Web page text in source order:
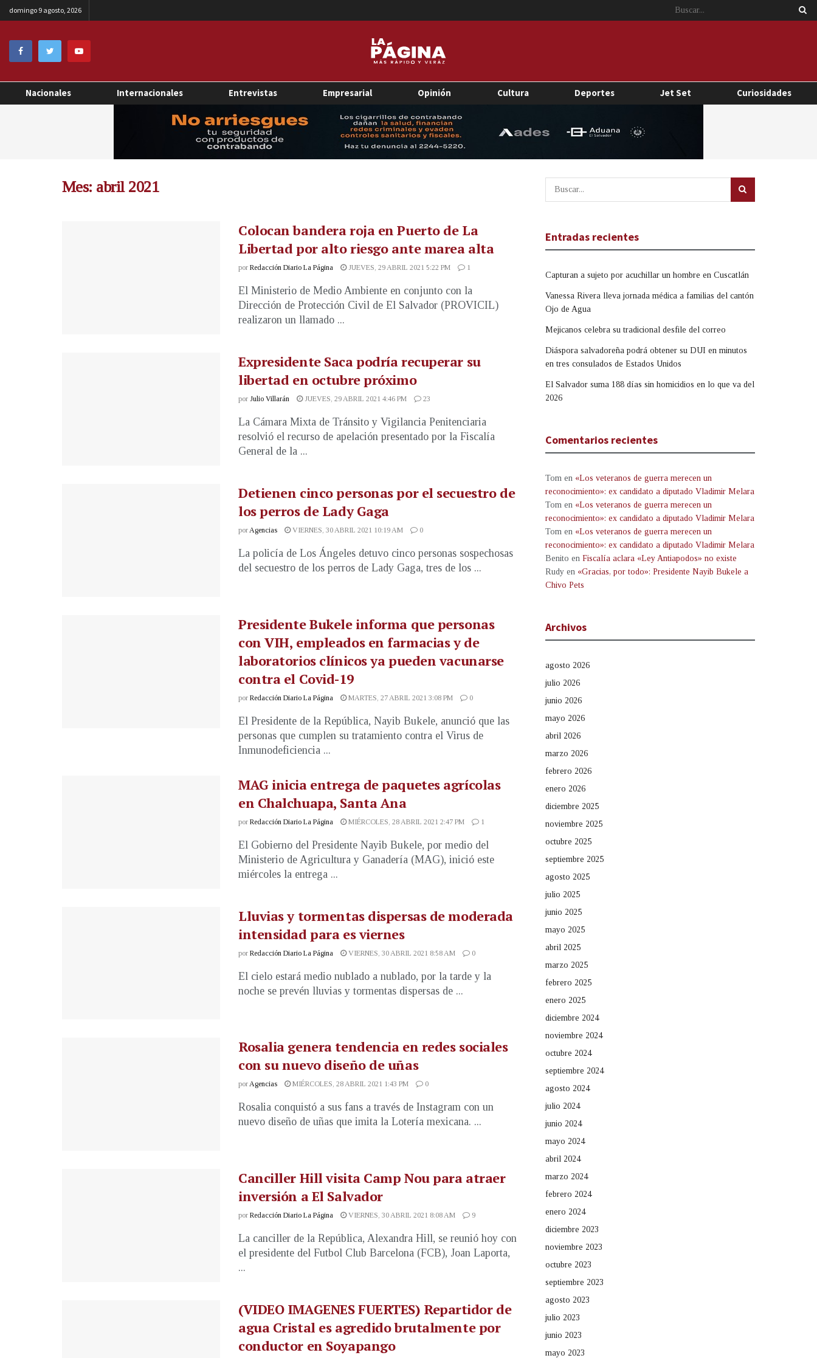
domingo 9 agosto, 2026
Nacionales Internacionales Entrevistas Empresarial Opinión Cultura Deportes Jet Set Curiosidades
Mes: abril 2021
Colocan bandera roja en Puerto de La
Libertad por alto riesgo ante marea alta
por Redacción Diario La Página JUEVES, 29 ABRIL 2021 5:22 PM 1
El Ministerio de Medio Ambiente en conjunto con la
Dirección de Protección Civil de El Salvador (PROVICIL)
realizaron un llamado ...
Expresidente Saca podría recuperar su
libertad en octubre próximo
por Julio Villarán JUEVES, 29 ABRIL 2021 4:46 PM 23
La Cámara Mixta de Tránsito y Vigilancia Penitenciaria
resolvió el recurso de apelación presentado por la Fiscalía
General de la ...
Detienen cinco personas por el secuestro de
los perros de Lady Gaga
por Agencias VIERNES, 30 ABRIL 2021 10:19 AM 0
La policía de Los Ángeles detuvo cinco personas sospechosas
del secuestro de los perros de Lady Gaga, tres de los ...
Presidente Bukele informa que personas
con VIH, empleados en farmacias y de
laboratorios clínicos ya pueden vacunarse
contra el Covid-19
por Redacción Diario La Página MARTES, 27 ABRIL 2021 3:08 PM 0
El Presidente de la República, Nayib Bukele, anunció que las
personas que cumplen su tratamiento contra el Virus de
Inmunodeficiencia ...
MAG inicia entrega de paquetes agrícolas
en Chalchuapa, Santa Ana
por Redacción Diario La Página MIÉRCOLES, 28 ABRIL 2021 2:47 PM 1
El Gobierno del Presidente Nayib Bukele, por medio del
Ministerio de Agricultura y Ganadería (MAG), inició este
miércoles la entrega ...
Lluvias y tormentas dispersas de moderada
intensidad para es viernes
por Redacción Diario La Página VIERNES, 30 ABRIL 2021 8:58 AM 0
El cielo estará medio nublado a nublado, por la tarde y la
noche se prevén lluvias y tormentas dispersas de ...
Rosalia genera tendencia en redes sociales
con su nuevo diseño de uñas
porAgencias MIÉRCOLES, 28 ABRIL 2021 1:43 PM 0
Rosalia conquistó a sus fans a través de Instagram con un
nuevo diseño de uñas que imita la Lotería mexicana. ...
Canciller Hill visita Camp Nou para atraer
inversión a El Salvador
por Redacción Diario La Página VIERNES, 30 ABRIL 2021 8:08 AM 9
La canciller de la República, Alexandra Hill, se reunió hoy con
el presidente del Futbol Club Barcelona (FCB), Joan Laporta,
...
(VIDEO IMAGENES FUERTES) Repartidor de
agua Cristal es agredido brutalmente por
conductor en Soyapango
Entradas recientes
Capturan a sujeto por acuchillar un hombre en Cuscatlán
Vanessa Rivera lleva jornada médica a familias del cantón
Ojo de Agua
Mejicanos celebra su tradicional desfile del correo
Diáspora salvadoreña podrá obtener su DUI en minutos
en tres consulados de Estados Unidos
El Salvador suma 188 días sin homicidios en lo que va del
2026
Comentarios recientes
Tom en «Los veteranos de guerra merecen un
reconocimiento»: ex candidato a diputado Vladimir Melara
Tom en «Los veteranos de guerra merecen un
reconocimiento»: ex candidato a diputado Vladimir Melara
Tom en «Los veteranos de guerra merecen un
reconocimiento»: ex candidato a diputado Vladimir Melara
Benito en Fiscalía aclara «Ley Antiapodos» no existe
Rudy en «Gracias, por todo»: Presidente Nayib Bukele a
Chivo Pets
Archivos
agosto 2026
julio 2026
junio 2026
mayo 2026
abril 2026
marzo 2026
febrero 2026
enero 2026
diciembre 2025
noviembre 2025
octubre 2025
septiembre 2025
agosto 2025
julio 2025
junio 2025
mayo 2025
abril 2025
marzo 2025
febrero 2025
enero 2025
diciembre 2024
noviembre 2024
octubre 2024
septiembre 2024
agosto 2024
julio 2024
junio 2024
mayo 2024
abril 2024
marzo 2024
febrero 2024
enero 2024
diciembre 2023
noviembre 2023
octubre 2023
septiembre 2023
agosto 2023
julio 2023
junio 2023
mayo 2023